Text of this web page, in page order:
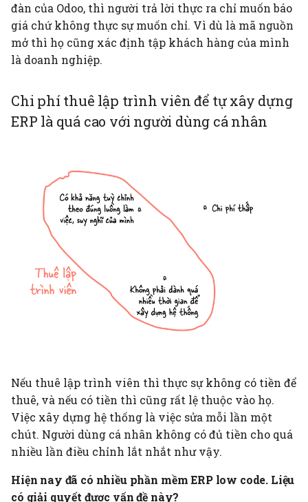
đàn của Odoo, thì người trả lời thực ra chỉ muốn báo
giá chứ không thực sự muốn chỉ. Vì dù là mã nguồn
mở thì họ cũng xác định tập khách hàng của mình
là doanh nghiệp.
Chi phí thuê lập trình viên để tự xây dựng
ERP là quá cao với người dùng cá nhân
Nếu thuê lập trình viên thì thực sự không có tiền để
thuê, và nếu có tiền thì cũng rất lệ thuộc vào họ.
Việc xây dựng hệ thống là việc sửa mỗi lần một
chút. Người dùng cá nhân không có đủ tiền cho quá
nhiều lần điều chỉnh lắt nhắt như vậy.
Hiện nay đã có nhiều phần mềm ERP low code. Liệu
có giải quyết được vấn đề này?